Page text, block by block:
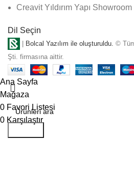
Creavit Yıldırım Yapı Showroom
Dil Seçin
| Bolcal Yazılım ile oluşturuldu. ©
Şti. firmasına aittir.
Ana Sayfa
Mağaza
0 Favori Listesi
0 Karşılaştır